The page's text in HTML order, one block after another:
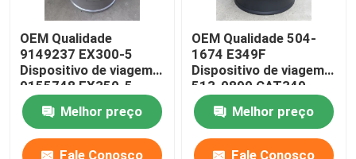
OEM Qualidade
9149237 EX300-5
Dispositivo de viagem
9155748 EX350-5
caixa de velocidades
de viagemMelhor preço
Fale Conosco
OEM Qualidade 504-
1674 E349F
Dispositivo de viagem
513-0890 CAT349
caixa de velocidades
de viagemMelhor preço
Fale Conosco